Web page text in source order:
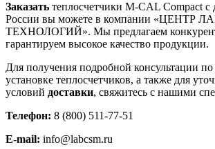
Заказать теплосчетчики M-CAL Compact с
России вы можете в компании «ЦЕНТР
ТЕХНОЛОГИЙ». Мы предлагаем
гарантируем высокое качество продукции.
Для получения подробной консультации
установке теплосчетчиков, а также для
условий доставки, свяжитесь с нашими
Телефон: 8 (800) 511-77-51
E-mail: info@labcsm.ru